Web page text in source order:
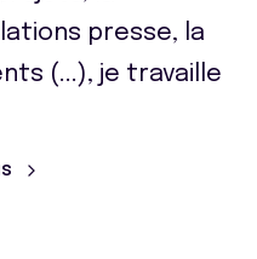
presse, la
(...), je travaille